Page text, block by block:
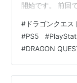
開始です。 前回
が…ここからも結
かムーンブルク
ブルクが滅亡 ロ
り サマルトリア
り、一緒に王子
# ドラゴンクエス
#PS5 #
#DRAGON